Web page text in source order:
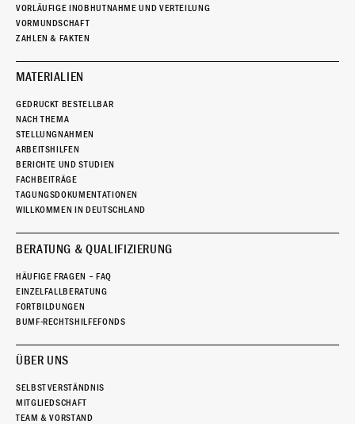
VORLÄUFIGE INOBHUTNAHME UND VERTEILUNG
VORMUNDSCHAFT
ZAHLEN & FAKTEN
MATERIALIEN
GEDRUCKT BESTELLBAR
NACH THEMA
STELLUNGNAHMEN
ARBEITSHILFEN
BERICHTE UND STUDIEN
FACHBEITRÄGE
TAGUNGSDOKUMENTATIONEN
WILLKOMMEN IN DEUTSCHLAND
BERATUNG & QUALIFIZIERUNG
HÄUFIGE FRAGEN – FAQ
EINZELFALLBERATUNG
FORTBILDUNGEN
BUMF-RECHTSHILFEFONDS
ÜBER UNS
SELBSTVERSTÄNDNIS
MITGLIEDSCHAFT
TEAM & VORSTAND